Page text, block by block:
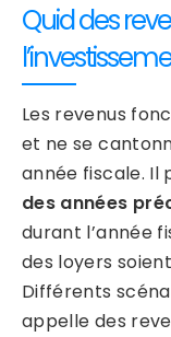
Quid des
Les revenus
et ne se
année fiscale. Il
des années
durant l’année
des loyers soient
Différents
appelle des